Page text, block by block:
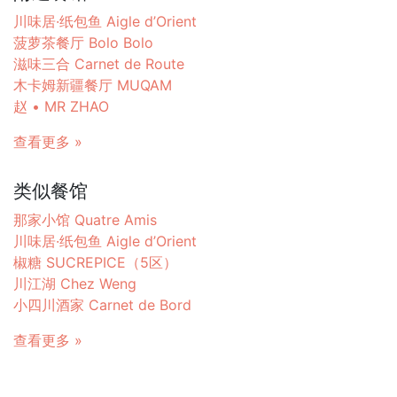
川味居·纸包鱼 Aigle d’Orient
菠萝茶餐厅 Bolo Bolo
滋味三合 Carnet de Route
木卡姆新疆餐厅 MUQAM
赵 • MR ZHAO
查看更多 »
类似餐馆
那家小馆 Quatre Amis
川味居·纸包鱼 Aigle d’Orient
椒糖 SUCREPICE（5区）
川江湖 Chez Weng
小四川酒家 Carnet de Bord
查看更多 »